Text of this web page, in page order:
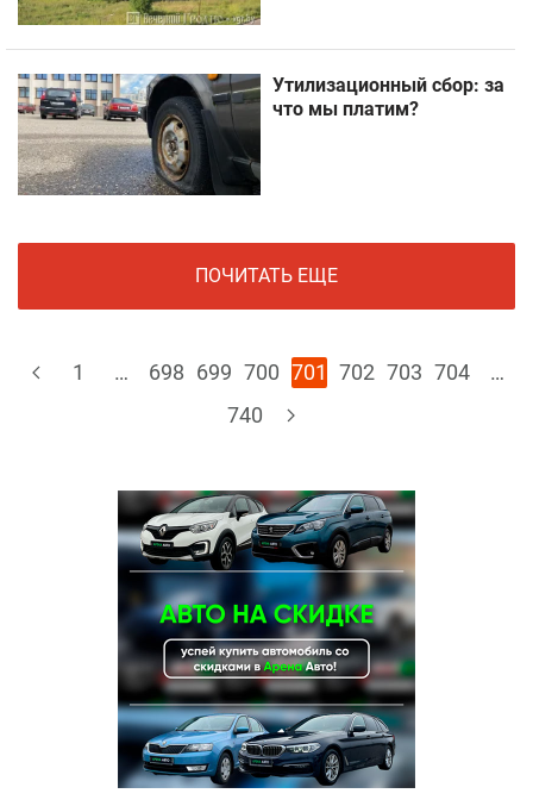
Утилизационный сбор: за
что мы платим?
ПОЧИТАТЬ ЕЩЕ
1 … 698 699 700 701 702 703 704
…
740